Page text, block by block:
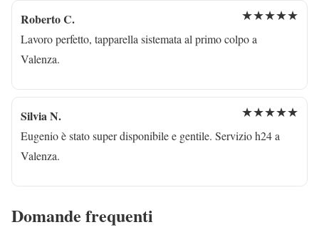
Roberto C. ★★★★★
Lavoro perfetto, tapparella sistemata al primo colpo a
Valenza.
Silvia N. ★★★★★
Eugenio è stato super disponibile e gentile. Servizio h24 a
Valenza.
Domande frequenti